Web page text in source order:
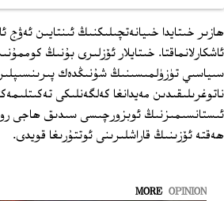
ھازىر خىتايدا خىيانەتچىلىكنىڭ ئىنتايىن ئەۋج
ئاشكارلانماقتا. خىتايلار ئۆزلىرى بۇنىڭ
سىياسىي تۈزۈلمىسىنىڭ شۇنىڭدەك
ناتوغرىلىقىدىن مەيدانغا كەلگەنلىكى
ئىستانسىمىزنىڭ ئوبزورچىسى سىدىق ھاجى
ھەقتە ئۆزىنىڭ قاراشلىرىنى ئوتتۇرىغا قويدى.
MORE OPINION